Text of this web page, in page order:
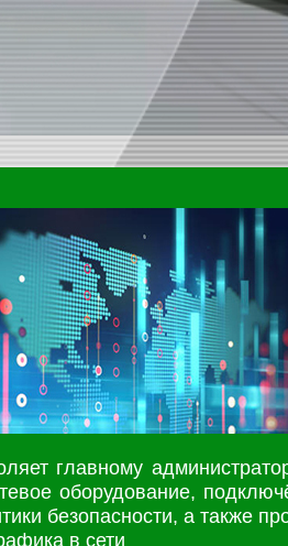
главному
оборудование,
безопасности, а также
в сети